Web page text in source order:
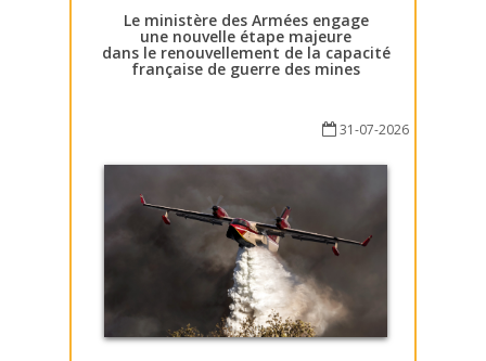
Le ministère des Armées engage
une nouvelle étape majeure
dans le renouvellement de la capacité
française de guerre des mines
31-07-2026